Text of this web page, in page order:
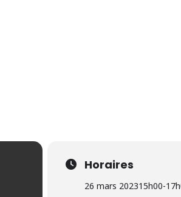
Horaires
26 mars 202315h00-